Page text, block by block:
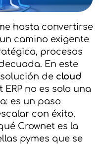
hasta convertirse
camino exigente
procesos
En este
de cloud
ERP no es solo una
es un paso
con éxito.
Crownet es la
pymes que se